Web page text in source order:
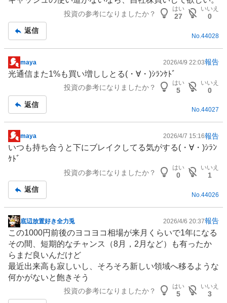
示
事
投資の参考になりましたか？
はい
27
いいえ
0
返信
No.44028
掲
示
事
maya 2026/4/9 22:03報告
光通信また1%も買い増ししとる(⁠・⁠∀⁠・⁠)ｼﾗﾝｹﾄﾞ
投資の参考になりましたか？
はい
5
いいえ
0
返信
No.44027
掲
示
板
maya 2026/4/7 15:16報告
いつも持ち合うと下にブレイクしてる気がする(⁠・⁠∀⁠・⁠)ｼﾗﾝ
ｹﾄﾞ
投資の参考になりましたか？
はい
0
いいえ
1
返信
No.44026
掲
示
板
記
事
底辺放置好き全力兎 2026/4/6 20:37報告
この1000円前後のヨコヨコ相場が来月くらいで1年になる
その間、短期的なチャンス（8月，2月など）も有ったか
らまだ良いんだけど
最近出来高も寂しいし、そろそろ新しい領域へ移るような
何かがないと飽きそう
投資の参考になりましたか？
はい
5
いいえ
3